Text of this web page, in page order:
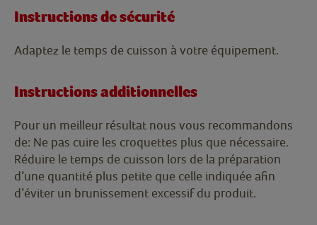
Instructions de sécurité
Adaptez le temps de cuisson à votre équipement.
Instructions additionnelles
Pour un meilleur résultat nous vous recommandons
de: Ne pas cuire les croquettes plus que nécessaire.
Réduire le temps de cuisson lors de la préparation
d’une quantité plus petite que celle indiquée afin
d’éviter un brunissement excessif du produit.